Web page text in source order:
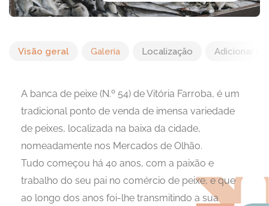
Visão geral Galeria Localização Adicionar
A banca de peixe (N.º 54) de Vitória Farroba, é um
tradicional ponto de venda de imensa variedade
de peixes, localizada na baixa da cidade,
nomeadamente nos Mercados de Olhão.
Tudo começou há 40 anos, com a paixão e
trabalho do seu pai no comércio de peixe, e que
ao longo dos anos foi-lhe transmitindo a sua